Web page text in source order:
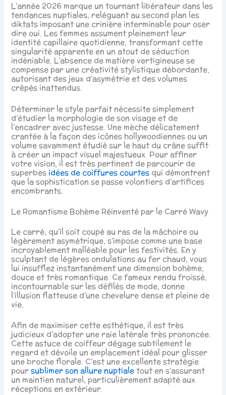
L’année 2026 marque un tournant libérateur dans les
tendances nuptiales, reléguant au second plan les
diktats imposant une crinière interminable pour oser
dire oui. Les femmes assument pleinement leur
identité capillaire quotidienne, transformant cette
singularité apparente en un atout de séduction
indéniable. L’absence de matière vertigineuse se
compense par une créativité stylistique débordante,
autorisant des jeux d’asymétrie et des volumes
crêpés inattendus.
Déterminer le style parfait nécessite simplement
d’étudier la morphologie de son visage et de
l’encadrer avec justesse. Une mèche délicatement
crantée à la façon des icônes hollywoodiennes ou un
volume savamment étudié sur le haut du crâne suffit
à créer un impact visuel majestueux. Pour affiner
votre vision, il est très pertinent de parcourir de
superbes idées de coiffures courtes qui démontrent
que la sophistication se passe volontiers d’artifices
encombrants.
Le Romantisme Bohème Réinventé par le Carré Wavy
Le carré, qu’il soit coupé au ras de la mâchoire ou
légèrement asymétrique, s’impose comme une base
incroyablement malléable pour les festivités. En y
sculptant de légères ondulations au fer chaud, vous
lui insufflez instantanément une dimension bohème,
douce et très romantique. Ce fameux rendu froissé,
incontournable sur les défilés de mode, donne
l’illusion flatteuse d’une chevelure dense et pleine de
vie.
Afin de maximiser cette esthétique, il est très
judicieux d’adopter une raie latérale très prononcée.
Cette astuce de coiffeur dégage subtilement le
regard et dévoile un emplacement idéal pour glisser
une broche florale. C’est une excellente stratégie
poursublimer son allure nuptialetout en s’assurant
un maintien naturel, particulièrement adapté aux
réceptions en extérieur.